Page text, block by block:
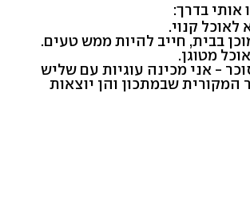
אותי בדרך:
לאוכל קנוי.
בבית, חייב להיות ממש טעים.
מטוגן.
- אני מכינה עוגיות עם שליש
המקורית שבמתכון והן יוצאות